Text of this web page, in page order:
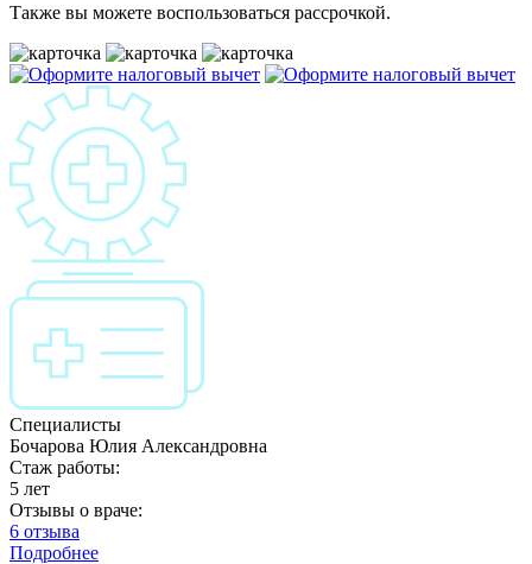
Также вы можете воспользоваться рассрочкой.
Специалисты
Бочарова Юлия Александровна
Стаж работы:
5 лет
Отзывы о враче:
6 отзыва
Подробнее